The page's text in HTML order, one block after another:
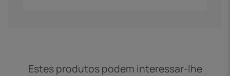
Estes produtos podem interessar-lhe